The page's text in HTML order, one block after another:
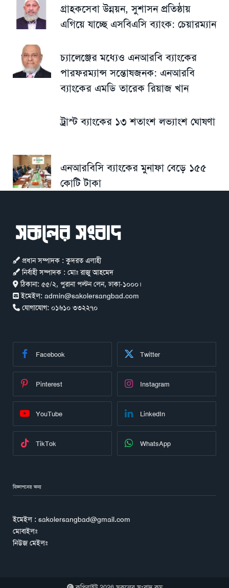
গ্রাহকসেবা উন্নয়ন, সুশাসন প্রতিষ্ঠায়
এগিয়ে যাচ্ছে এসবিএসি ব্যাংক: চেয়ারম্যান
চ্যালেঞ্জের মধ্যেও এনআরবি ব্যাংকের
পারফরম্যান্স সন্তোষজনক: এনআরবি
ব্যাংকের এমডি তারেক রিয়াজ খান
ট্রাস্ট ব্যাংকের ১৩ শতাংশ লভ্যাংশ ঘোষণা
এনআরবিসি ব্যাংকের মুনাফা বেড়ে ১৫৫
কোটি টাকা
প্রধান সম্পাদক : কুদরত এলাহী
নির্বাহী সম্পাদক : মোঃ রাজু আহমেদ
ঠিকানা: ৫৫/২, পুরানা পল্টন লেন, ঢাকা-১০০০।
ইমেইল: admin@sakolersangbad.com
যোগাযোগ: ০১৬১০ ৩৩২২৭০
Facebook Twitter
Pinterest Instagram
YouTube LinkedIn
TikTok WhatsApp
বিজ্ঞাপনের জন্য
ইমেইল : sakolersangbad@gmail.com
মোবাইলঃ
নিউজ মেইলঃ